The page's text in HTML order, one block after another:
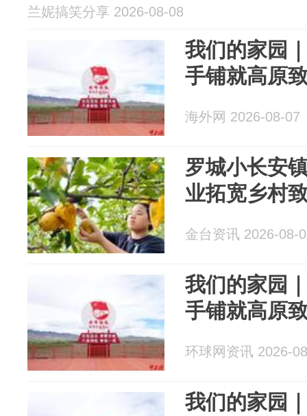
兰妮搞笑分享 2026-08-08
我们的家园
手铺就高原
海外网 2026-08-07
罗城小长安
业拓宽乡村
金台资讯 2026-08-
我们的家园
手铺就高原
环球网资讯 2026-
我们的家园